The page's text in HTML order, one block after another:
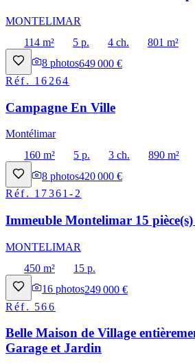
MONTELIMAR
114 m²
5 p. 4 ch.
801 m²
8 photos649 000 €
Réf. 16264
Campagne En Ville
Montélimar
160 m²
5 p. 3 ch.
890 m²
8 photos420 000 €
Réf. 17361-2
Immeuble Montelimar 15
MONTELIMAR
450 m²
15 p.
16 photos249 000 €
Réf. 566
Belle Maison de Village
Garage et Jardin